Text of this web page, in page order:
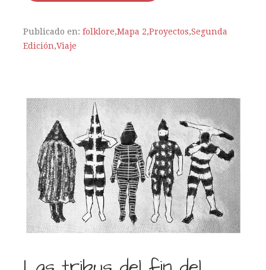
Publicado en: folklore,Mapa 2,Proyectos,Segunda
Edición,Viaje